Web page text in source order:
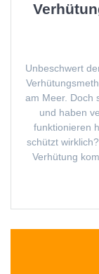
Unbeschwert
am Meer. Doch
und haben
funktionieren
schützt
Verhütung